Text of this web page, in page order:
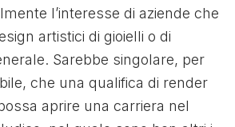
l’interesse di aziende che
artistici di gioielli o di
Sarebbe singolare, per
che una qualifica di render
aprire una carriera nel